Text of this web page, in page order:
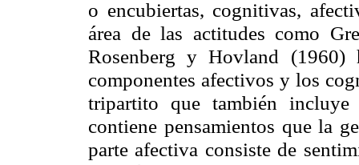
o encubiertas, cognitivas,
área de las actitudes como
Rosenberg y Hovland
componentes afectivos y los
tripartito que también
contiene pensamientos que la
parte afectiva consiste de